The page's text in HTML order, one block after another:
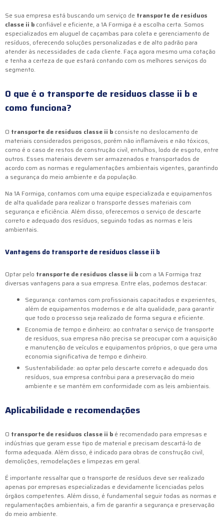
Se sua empresa está buscando um serviço de transporte de resíduos
classe ii b confiável e eficiente, a 1A Formiga é a escolha certa. Somos
especializados em aluguel de caçambas para coleta e gerenciamento de
resíduos, oferecendo soluções personalizadas e de alto padrão para
atender às necessidades de cada cliente. Faça agora mesmo uma cotação
e tenha a certeza de que estará contando com os melhores serviços do
segmento.
O que é o transporte de resíduos classe ii b e
como funciona?
O transporte de resíduos classe ii b consiste no deslocamento de
materiais considerados perigosos, porém não inflamáveis e não tóxicos,
como é o caso de restos de construção civil, entulhos, lodo de esgoto, entre
outros. Esses materiais devem ser armazenados e transportados de
acordo com as normas e regulamentações ambientais vigentes, garantindo
a segurança do meio ambiente e da população.
Na 1A Formiga, contamos com uma equipe especializada e equipamentos
de alta qualidade para realizar o transporte desses materiais com
segurança e eficiência. Além disso, oferecemos o serviço de descarte
correto e adequado dos resíduos, seguindo todas as normas e leis
ambientais.
Vantagens dotransporte de resíduos classe ii b
Optar pelo transporte de resíduos classe ii b com a 1A Formiga traz
diversas vantagens para a sua empresa. Entre elas, podemos destacar:
Segurança: contamos com profissionais capacitados e experientes,
além de equipamentos modernos e de alta qualidade, para garantir
que todo o processo seja realizado de forma segura e eficiente.
Economia de tempo e dinheiro: ao contratar o serviço de transporte
de resíduos, sua empresa não precisa se preocupar com a aquisição
e manutenção de veículos e equipamentos próprios, o que gera uma
economia significativa de tempo e dinheiro.
Sustentabilidade: ao optar pelo descarte correto e adequado dos
resíduos, sua empresa contribui para a preservação do meio
ambiente e se mantém em conformidade com as leis ambientais.
Aplicabilidade e recomendações
O transporte de resíduos classe ii b é recomendado para empresas e
indústrias que geram esse tipo de material e precisam descartá-lo de
forma adequada. Além disso, é indicado para obras de construção civil,
demolições, remodelações e limpezas em geral.
É importante ressaltar que o transporte de resíduos deve ser realizado
apenas por empresas especializadas e devidamente licenciadas pelos
órgãos competentes. Além disso, é fundamental seguir todas as normas e
regulamentações ambientais, a fim de garantir a segurança e preservação
do meio ambiente.